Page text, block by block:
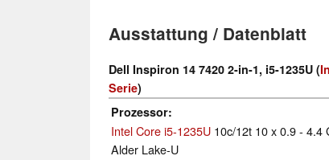
Ausstattung / Datenblatt
Dell Inspiron 14 7420 2-in-1, i5-1235U (
Serie)
Prozessor
Intel Core i5-1235U 10c/12t 10 x 0.9 - 4.4
Alder Lake-U